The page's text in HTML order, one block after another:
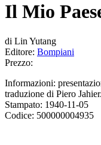
Il Mio
di Lin Yutang
Editore: Bompiani
Prezzo:
Informazioni:
traduzione di Piero
Stampato: 1940-11-05
Codice: 500000004935